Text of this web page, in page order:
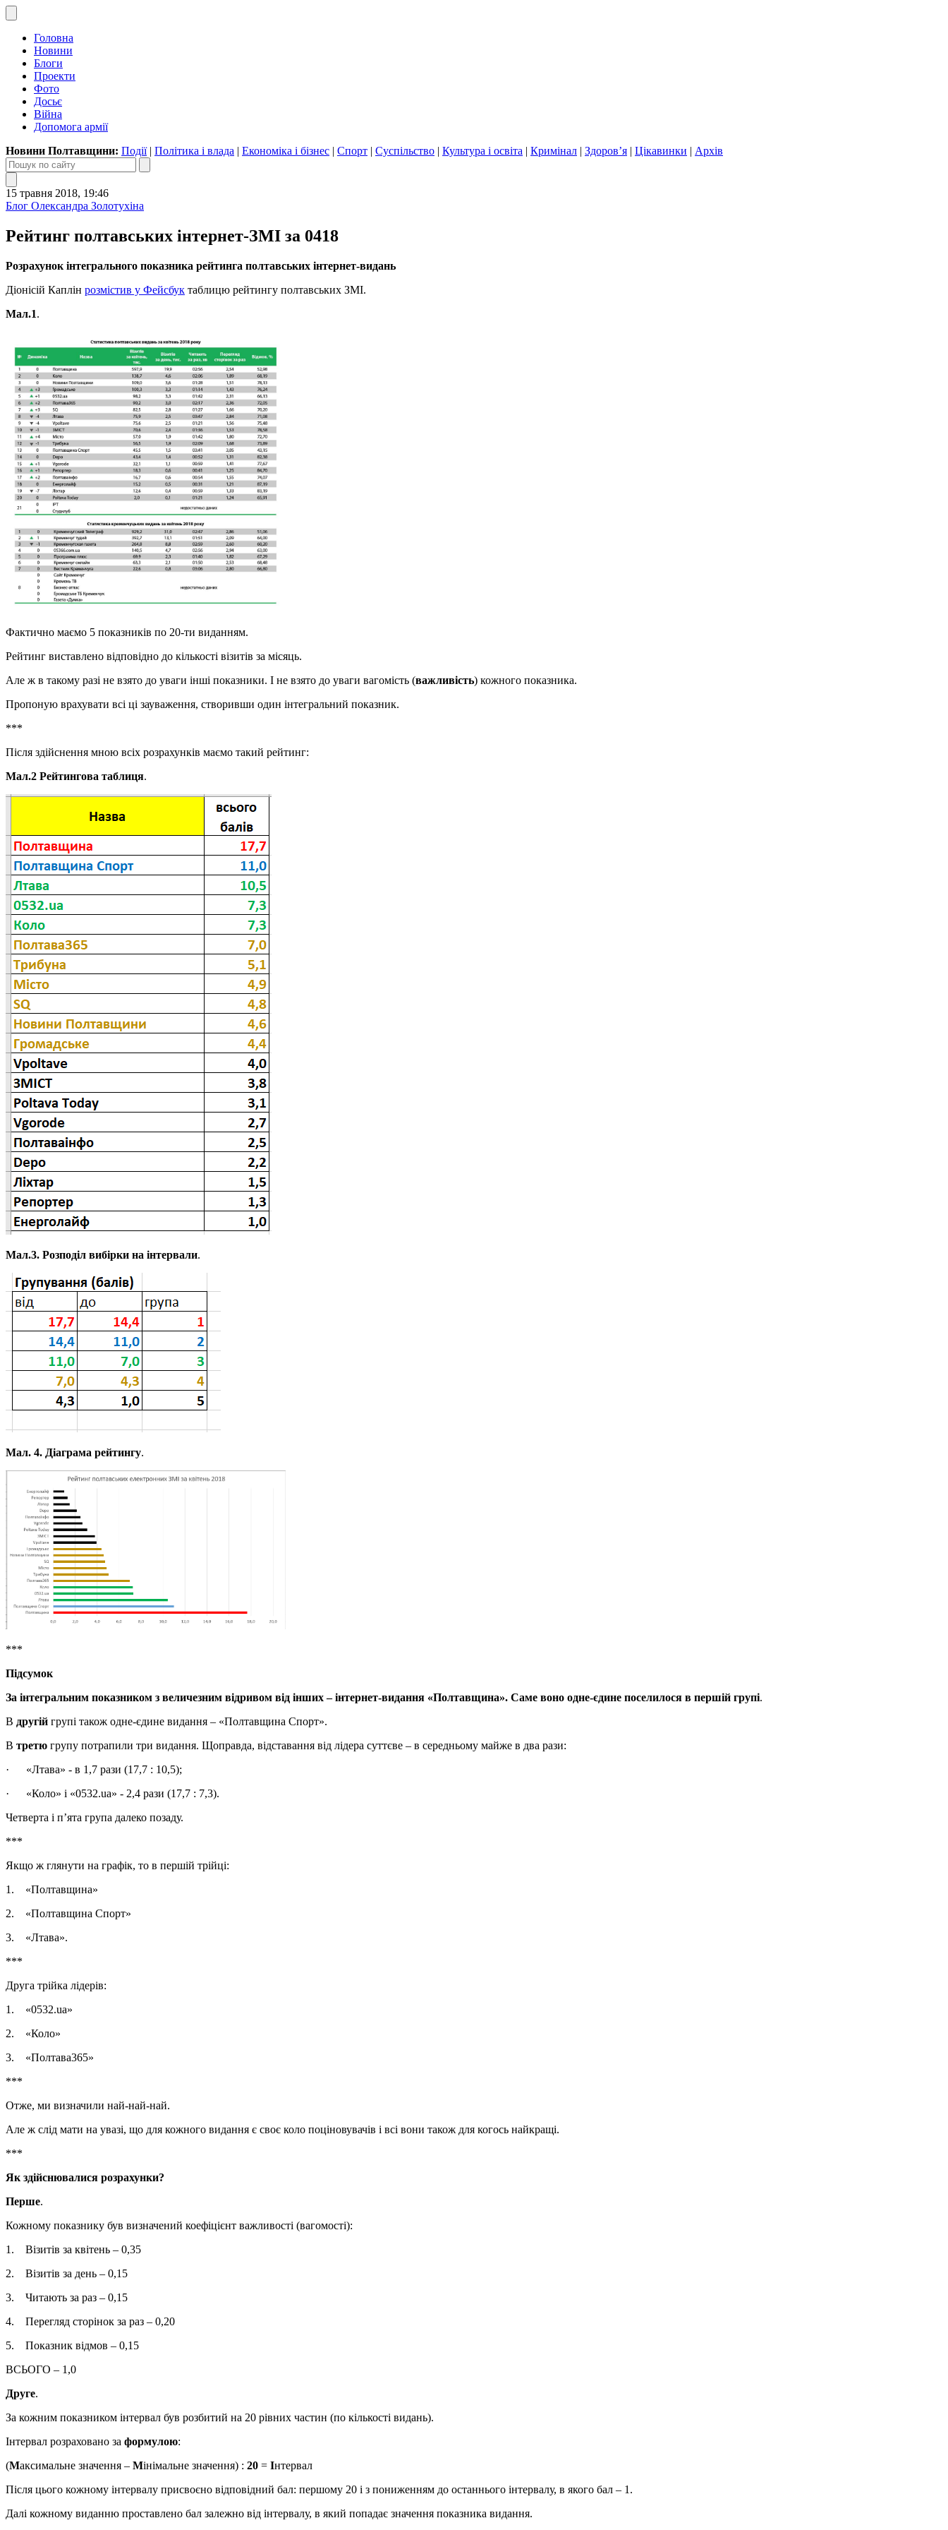
Головна
Новини
Блоги
Проекти
Фото
Досьє
Війна
Допомога армії
Новини Полтавщини: Події| Політика і влада | Економіка і бізнес | Спорт | Суспільство | Культура і освіта | Кримінал | Здоров’я | Цікавинки | Архів
15 травня 2018, 19:46
Блог Олександра Золотухіна
Рейтинг полтавських інтернет-ЗМІ за 0418
Розрахунок інтегрального показника рейтинга полтавських інтернет-видань
Діонісій Каплін розмістив у Фейсбук таблицю рейтингу полтавських ЗМІ.
Мал.1.
Фактично маємо 5 показників по 20-ти виданням.
Рейтинг виставлено відповідно до кількості візитів за місяць.
Але ж в такому разі не взято до уваги інші показники. І не взято до уваги вагомість (важливість) кожного показника.
Пропоную врахувати всі ці зауваження, створивши один інтегральний показник.
***
Після здійснення мною всіх розрахунків маємо такий рейтинг:
Мал.2 Рейтингова таблиця.
Мал.3. Розподіл вибірки на інтервали.
Мал. 4. Діаграма рейтингу.
***
Підсумок
За інтегральним показником з величезним відривом від інших – інтернет-видання «Полтавщина». Саме воно одне-єдине поселилося в першій групі.
В другій групі також одне-єдине видання – «Полтавщина Спорт».
В третю групу потрапили три видання. Щоправда, відставання від лідера суттєве – в середньому майже в два рази:
· «Лтава» - в 1,7 рази (17,7 : 10,5);
· «Коло» і «0532.ua» - 2,4 рази (17,7 : 7,3).
Четверта і п’ята група далеко позаду.
***
Якщо ж глянути на графік, то в першій трійці:
1. «Полтавщина»
2. «Полтавщина Спорт»
3. «Лтава».
***
Друга трійка лідерів:
1. «0532.ua»
2. «Коло»
3. «Полтава365»
***
Отже, ми визначили най-най-най.
Але ж слід мати на увазі, що для кожного видання є своє коло поціновувачів і всі вони також для когось найкращі.
***
Як здійснювалися розрахунки?
Перше.
Кожному показнику був визначений коефіцієнт важливості (вагомості):
1. Візитів за квітень – 0,35
2. Візитів за день – 0,15
3. Читають за раз – 0,15
4. Перегляд сторінок за раз – 0,20
5. Показник відмов – 0,15
ВСЬОГО – 1,0
Друге.
За кожним показником інтервал був розбитий на 20 рівних частин (по кількості видань).
Інтервал розраховано за формулою:
(Максимальне значення – Мінімальне значення) : 20 = Інтервал
Після цього кожному інтервалу присвоєно відповідний бал: першому 20 і з пониженням до останнього інтервалу, в якого бал – 1.
Далі кожному виданню проставлено бал залежно від інтервалу, в який попадає значення показника видання.